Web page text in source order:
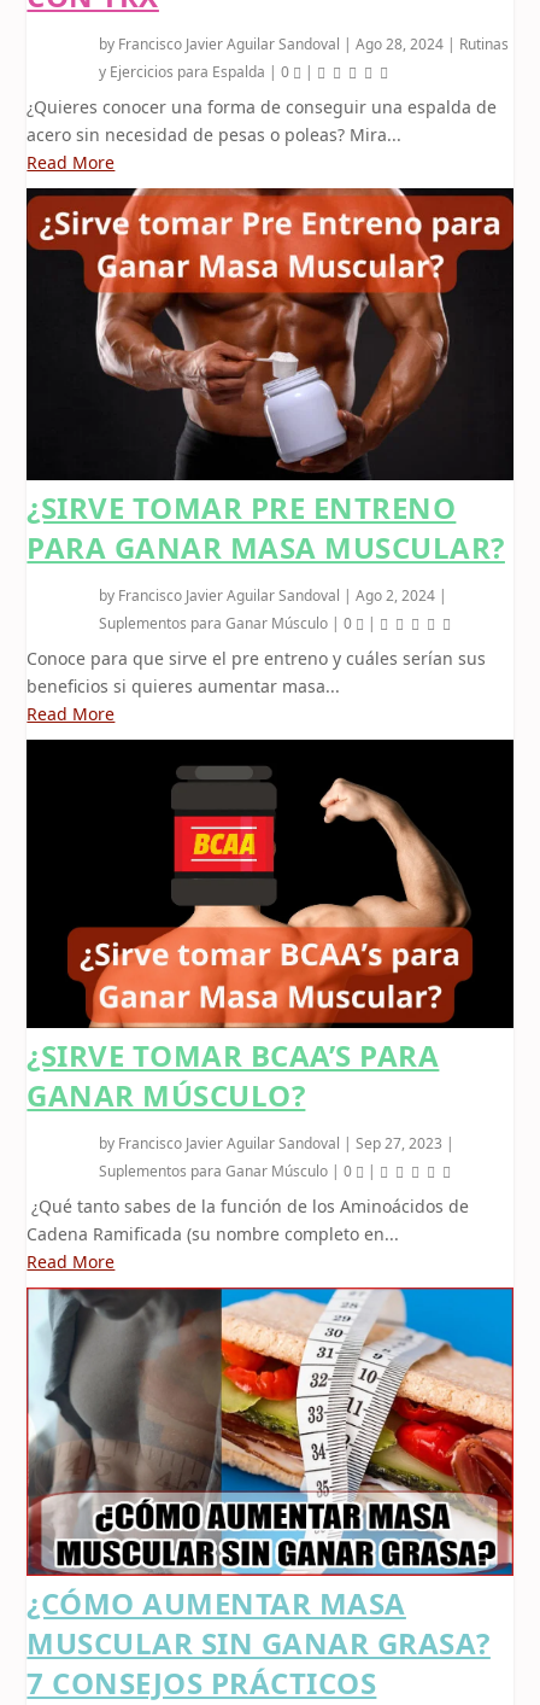
by Francisco Javier Aguilar Sandoval |Ago 28, 2024 | Rutinas
y Ejercicios para Espalda |0 |
¿Quieres conocer una forma de conseguir una espalda de
acero sin necesidad de pesas o poleas? Mira...
Read More
¿SIRVE TOMAR PRE ENTRENO
PARA GANAR MASA MUSCULAR?
by Francisco Javier Aguilar Sandoval |Ago 2, 2024 |
Suplementos para Ganar Músculo |0 |
Conoce para que sirve el pre entreno y cuáles serían sus
beneficios si quieres aumentar masa...
Read More
¿SIRVE TOMAR BCAA’S PARA
GANAR MÚSCULO?
by Francisco Javier Aguilar Sandoval |Sep 27, 2023 |
Suplementos para Ganar Músculo |0 |
¿Qué tanto sabes de la función de los Aminoácidos de
Cadena Ramificada (su nombre completo en...
Read More
¿CÓMO AUMENTAR MASA
MUSCULAR SIN GANAR GRASA?
7 CONSEJOS PRÁCTICOS